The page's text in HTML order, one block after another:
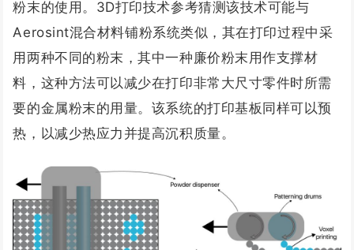
粉末的使用。 3D打印技术参考猜测该技术可能与
Aerosint混合材料铺粉系统类似，其在打印过程中采
用两种不同的粉末，其中一种廉价粉末用作支撑材
料，这种方法可以减少在打印非常大尺寸零件时所需
要的金属粉末的用量。 该系统的打印基板同样可以预
热，以减少热应力并提高沉积质量。